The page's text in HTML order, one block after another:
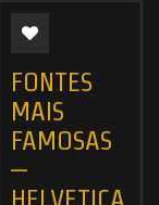
FONTES
MAIS
FAMOSAS
–
HELVETICA